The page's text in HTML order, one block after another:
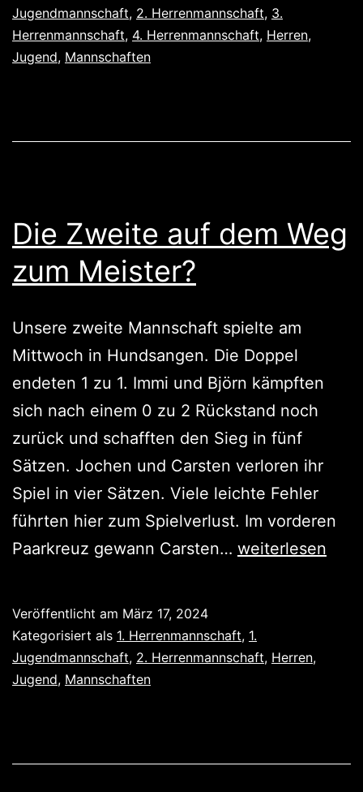
Jugendmannschaft, 2. Herrenmannschaft, 3.
Herrenmannschaft, 4. Herrenmannschaft, Herren,
Jugend, Mannschaften
Die Zweite auf dem Weg
zum Meister?
Unsere zweite Mannschaft spielte am
Mittwoch in Hundsangen. Die Doppel
endeten 1 zu 1. Immi und Björn kämpften
sich nach einem 0 zu 2 Rückstand noch
zurück und schafften den Sieg in fünf
Sätzen. Jochen und Carsten verloren ihr
Spiel in vier Sätzen. Viele leichte Fehler
führten hier zum Spielverlust. Im vorderen
Paarkreuz gewann Carsten… Die
dem
Weg
weiterlesen
Veröffentlicht am März 17, 2024
Kategorisiert als 1. Herrenmannschaft, 1.
Jugendmannschaft, 2. Herrenmannschaft, Herren,
Jugend, Mannschaften